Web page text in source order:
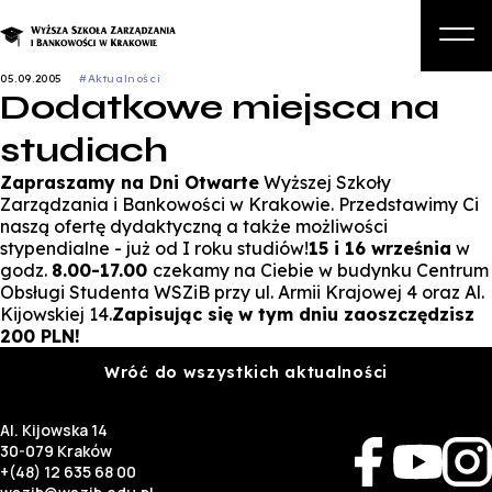
Studia podyplomowe i kursy
Kandydat
Student
Zapisz się na studia
05.09.2005 #Aktualności
Dodatkowe miejsca na
studiach
Zapraszamy na Dni Otwarte Wyższej Szkoły
Zarządzania i Bankowości w Krakowie. Przedstawimy Ci
naszą ofertę dydaktyczną a także możliwości
stypendialne - już od I roku studiów!15 i 16 września w
godz. 8.00-17.00 czekamy na Ciebie w budynku Centrum
Obsługi Studenta WSZiB przy ul. Armii Krajowej 4 oraz Al.
Kijowskiej 14.Zapisując się w tym dniu zaoszczędzisz
200 PLN!
Wróć do wszystkich aktualności
Al. Kijowska 14
30-079 Kraków
+(48) 12 635 68 00